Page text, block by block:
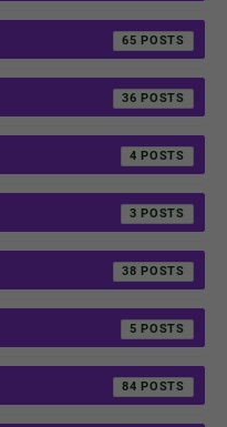
65
36
4
3
38
5
84